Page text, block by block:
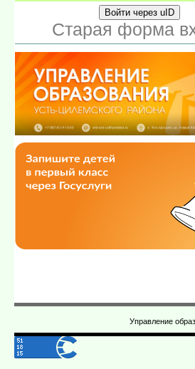
Войти через uID
Старая форма
Управление